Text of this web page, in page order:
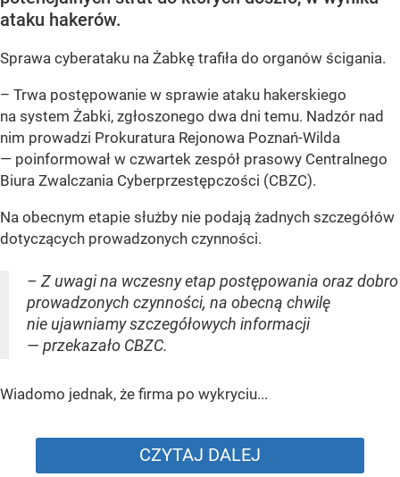
ataku hakerów.
Sprawa cyberataku na Żabkę trafiła do organów ścigania.
– Trwa postępowanie w sprawie ataku hakerskiego
na system Żabki, zgłoszonego dwa dni temu. Nadzór nad
nim prowadzi Prokuratura Rejonowa Poznań-Wilda
— poinformował w czwartek zespół prasowy Centralnego
Biura Zwalczania Cyberprzestępczości (CBZC).
Na obecnym etapie służby nie podają żadnych szczegółów
dotyczących prowadzonych czynności.
– Z uwagi na wczesny etap postępowania oraz dobro
prowadzonych czynności, na obecną chwilę
nie ujawniamy szczegółowych informacji
— przekazało CBZC.
Wiadomo jednak, że firma po wykryciu...
CZYTAJ DALEJ